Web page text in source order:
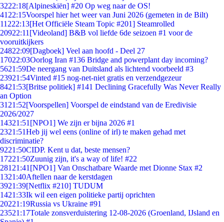
3222:18[Alpineskiën] #20 Op weg naar de OS!
41 22:15Voorspel hier het weer van Juni 2026 (gemeten in de Bilt)
11222:13[Het Officiële Steam Topic #201] Steamrolled
20922:11 [Videoland] B&B vol liefde 6de seizoen #1 voor de
vooruitkijkers
24822:09[Dagboek] Veel aan hoofd - Deel 27
17022:03Oorlog Iran #136 Bridge and powerplant day incoming?
5621:59De neergang van Duitsland als lichtend voorbeeld #3
23921:54Vinted #15 nog-net-niet gratis en verzendgezeur
8421:53[Britse politiek] #141 Declining Gracefully Was Never Really
an Option
31 21:52[Voorspellen] Voorspel de eindstand van de Eredivisie
2026/2027
14321:51 [NPO1] We zijn er bijna 2026 #1
2321:51Heb jij wel eens (online of irl) te maken gehad met
discriminatie?
9221:50CIDP. Kent u dat, beste mensen?
17221:50Zuunig zijn, it's a way of life! #22
281 21:41 [NPO1] Van Onschatbare Waarde met Dionne Stax #2
1321:40Aftellen naar de kerstdagen
3921:39[Netflix #210] TUDUM
1421:33Ik wil een eigen politieke partij oprichten
20221:19Russia vs Ukraine #91
23521:17Totale zonsverduistering 12-08-2026 (Groenland, IJsland en